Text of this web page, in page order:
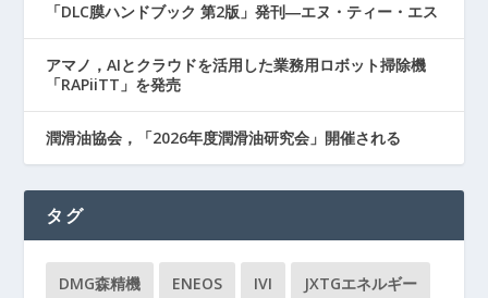
「DLC膜ハンドブック 第2版」発刊―エヌ・ティー・エス
アマノ，AIとクラウドを活用した業務用ロボット掃除機
「RAPiiTT」を発売
潤滑油協会，「2026年度潤滑油研究会」開催される
タグ
DMG森精機 ENEOS IVI JXTGエネルギー